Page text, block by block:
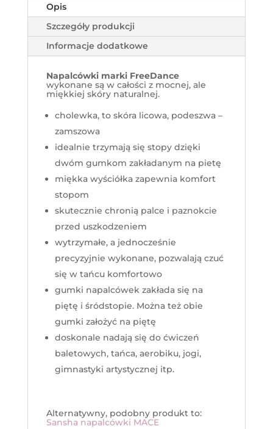
Opis
Szczegóły produkcji
Informacje dodatkowe
Napalcówki marki FreeDance
wykonane są w całości z mocnej, ale
miękkiej skóry naturalnej.
cholewka, to skóra licowa, podeszwa –
zamszowa
idealnie trzymają się stopy dzięki
dwóm gumkom zakładanym na pietę
miękka wyściółka zapewnia komfort
stopom
skutecznie chronią palce i paznokcie
przed uszkodzeniem
wytrzymałe, a jednocześnie
precyzyjnie wykonane, pozwalają czuć
się w tańcu komfortowo
gumki napalcówek zakłada się na
piętę i śródstopie. Można też obie
gumki założyć na piętę
doskonale nadają się do ćwiczeń
baletowych, tańca, aerobiku, jogi,
gimnastyki artystycznej itp.
Alternatywny, podobny produkt to:
Sansha napalcówki MACE